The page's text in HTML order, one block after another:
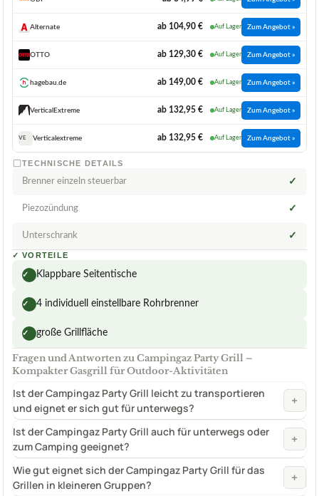
Alternate ab 104,90 € Auf Lager Zum Angebot »
OTTO ab 129,30 € Auf Lager Zum Angebot »
hagebau.de ab 149,00 € Auf Lager Zum Angebot »
VerticalExtreme ab 132,95 € Auf Lager Zum Angebot »
VE Verticalextreme ab 132,95 € Auf Lager Zum Angebot »
TECHNISCHE DETAILS
Brenner einzeln steuerbar ✓
Piezozündung ✓
Unterschrank ✓
✓ VORTEILE
✓ Klappbare Seitentische
✓ 4 individuell einstellbare Rohrbrenner
✓ große Grillfläche
Fragen und Antworten zu Campingaz Party Grill –
Kompakter Gasgrill für Outdoor-Aktivitäten
Ist der Campingaz Party Grill leicht zu transportieren
und eignet er sich gut für unterwegs?
+
Ist der Campingaz Party Grill auch für unterwegs oder
zum Camping geeignet?
+
Wie gut eignet sich der Campingaz Party Grill für das
Grillen in kleineren Gruppen?
+